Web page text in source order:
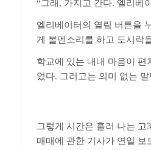
“그래 , 가지고 간다. 엘리베
엘리베이터의 열림 버튼을
게 볼멘소리를 하고 도시락
학교에 있는 내내 마음이
었다. 그러고는 의미 없는
그렇게 시간은 흘러 나는 고3
매매에 관한 기사가 연일 보